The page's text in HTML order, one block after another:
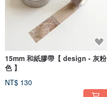
15mm 和紙膠帶【 design - 灰粉
色 】
NT$ 130